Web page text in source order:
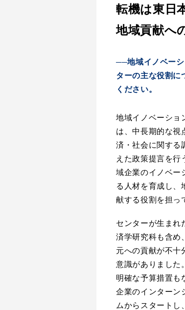
転機は東日
地域貢献へ
──地域イノベー
ターの主な役割に
ください。
地域イノベーショ
は、中長期的な視
済・社会に関する
えた政策提言を行
域企業のイノベー
る人材を育成し、
献する役割を担っ
センターが生まれ
済学研究科も含め
元への貢献が不十
意識がありました
明確な予算措置も
企業のインターン
ムからスタートし